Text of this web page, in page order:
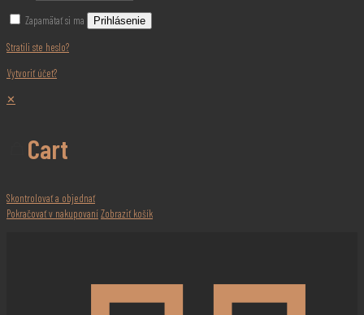
Zapamätať si ma Prihlásenie
Stratili ste heslo?
Vytvoriť účet?
✕
Cart
Skontrolovať a objednať
Pokračovať v nakupovaníZobraziť košík